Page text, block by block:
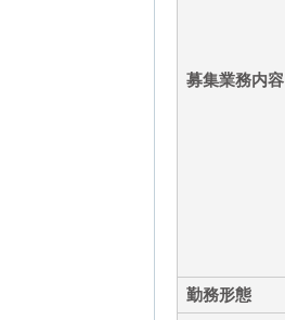
募集業務内容
勤務形態